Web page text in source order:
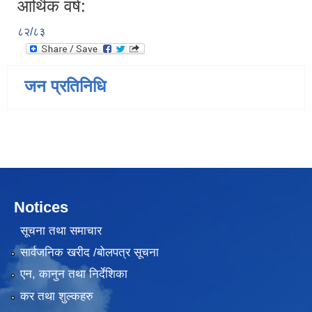
आर्थिक वर्ष:
८२/८३
जन प्रतिनिधि
Notices
सूचना तथा समाचार
सार्वजनिक खरीद /बोलपत्र सूचना
एन, कानुन तथा निर्देशिका
कर तथा शुल्कहरु